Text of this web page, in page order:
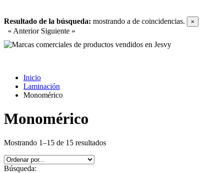
Resultado de la búsqueda: mostrando a de coincidencias. ×
« Anterior Siguiente »
Inicio
Laminación
Monomérico
Monomérico
Mostrando 1–15 de 15 resultados
Búsqueda: